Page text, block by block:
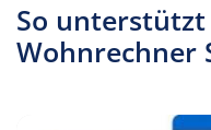
So unterstützt
Wohnrechner